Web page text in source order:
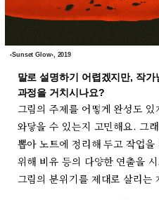
‹Sunset Glow›, 2019
말로 설명하기 어렵겠지만, 작
과정을 거치시나요?
그림의 주제를 어떻게 완성도
와닿을 수 있는지 고민해요. 그
뽑아 노트에 정리해 두고 작업
위해 비유 등의 다양한 연출을
그림의 분위기를 제대로 살리는